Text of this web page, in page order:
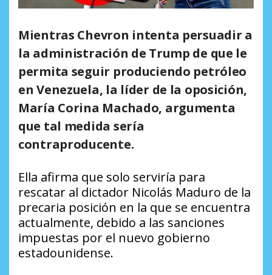
Mientras Chevron intenta persuadir a
la administración de Trump de que le
permita seguir produciendo petróleo
en Venezuela, la líder de la oposición,
María Corina Machado, argumenta
que tal medida sería
contraproducente.
Ella afirma que solo serviría para
rescatar al dictador Nicolás Maduro de la
precaria posición en la que se encuentra
actualmente, debido a las sanciones
impuestas por el nuevo gobierno
estadounidense.